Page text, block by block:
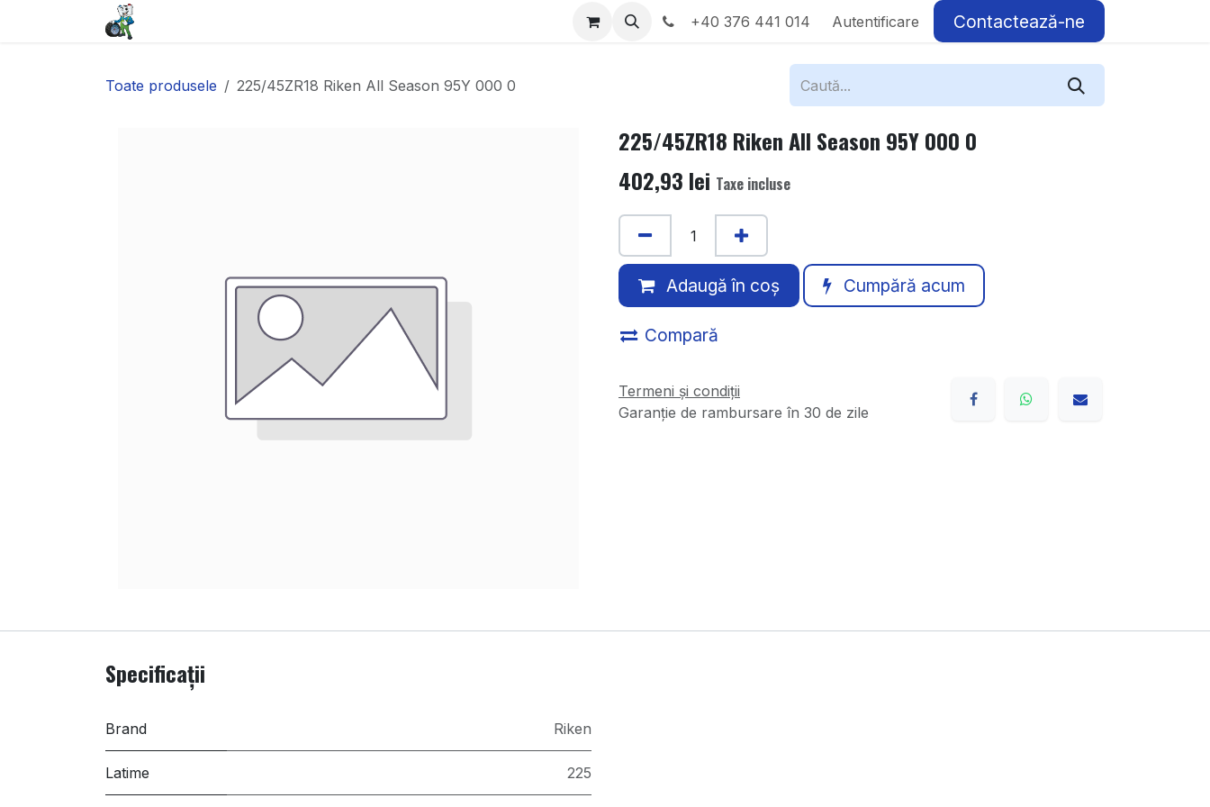
Sari la conținut +40 376 441 014 Autentificare Contactează-ne
Toate produsele 225/45ZR18 Riken All Season 95Y 000 0
225/45ZR18 Riken All Season 95Y 000 0
402,93 lei Taxe incluse
Adaugă în coș Cumpără acum
Compară
Termeni și condiții
Garanție de rambursare în 30 de zile
Specificații
Brand Riken
Latime 225